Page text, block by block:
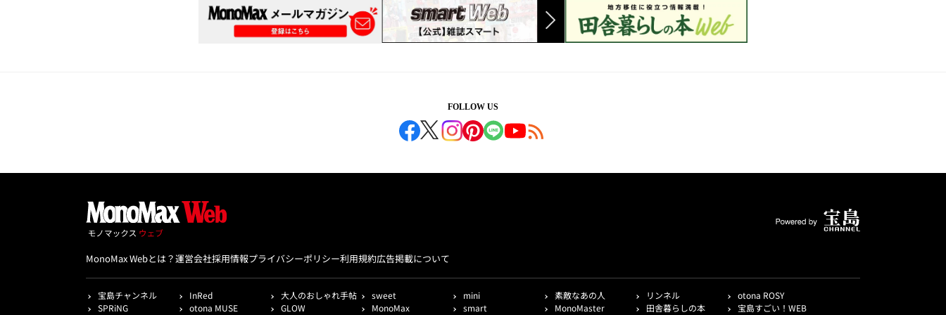
FOLLOW US
MonoMax Webとは？運営会社採用情報プライバシーポリシー利用規約広告掲載について
宝島チャンネル InRed 大人のおしゃれ手帖 sweet mini 素敵なあの人 リンネル
otona ROSY
SPRiNG
otona MUSE GLOW MonoMax smart MonoMaster 田舎暮らしの本
宝島すごい！WEB